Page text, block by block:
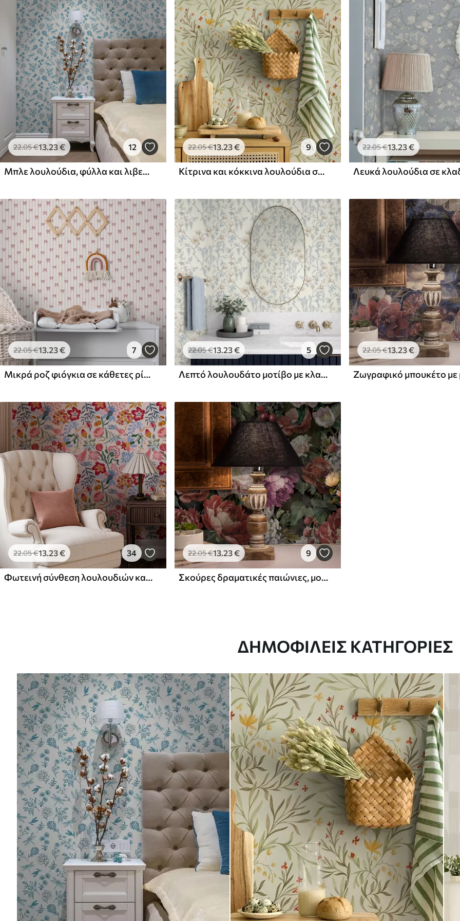
Μέθοδος εφαρμογής Απρόσκοπτη εφαρμογή
Διαθέσιμα υλικά
Στάνταρ
44.9826.99€/m²
Πρίμιουμ
34 .00 € /m²
Premium βινύλιο
65.0039.00€/m²
22.05€13.23€ 12
Μπλε λουλούδια, φύλλα και λιβελούλες σε λευκό φόντο
22.05€13.23€ 9
Κίτρινα και κόκκινα λουλούδια σε ανοιχτό πράσινο φόντο
22.05€13.23€
22.05€13.23€ 7
Μικρά ροζ φιόγκια σε κάθετες ρίγες
22.05€13.23€ 5
Λεπτό λουλουδάτο μοτίβο με κλαδιά και λουλούδια
22.05€13.23€
22.05€13.23€ 34
Φωτεινή σύνθεση λουλουδιών και μούρων με παπαγάλους
22.05€13.23€ 9
Σκούρες δραματικές παιώνιες, μούρα και πεταλούδα σε μαύρο φόντο
ΔΗΜΟΦΙΛΕΊΣ ΚΑΤΗΓΟΡΊΕΣ